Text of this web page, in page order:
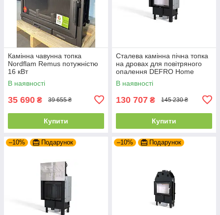
Камінна чавунна топка
Nordflam Remus потужністю
16 кВт
В наявності
35 690 ₴ 39 655 ₴
Купити
Сталева камінна пічна топка
на дровах для повітряного
опалення DEFRO Home
INTRA SM G
В наявності
130 707 ₴ 145 230 ₴
Купити
–10% Подарунок –10% Подарунок